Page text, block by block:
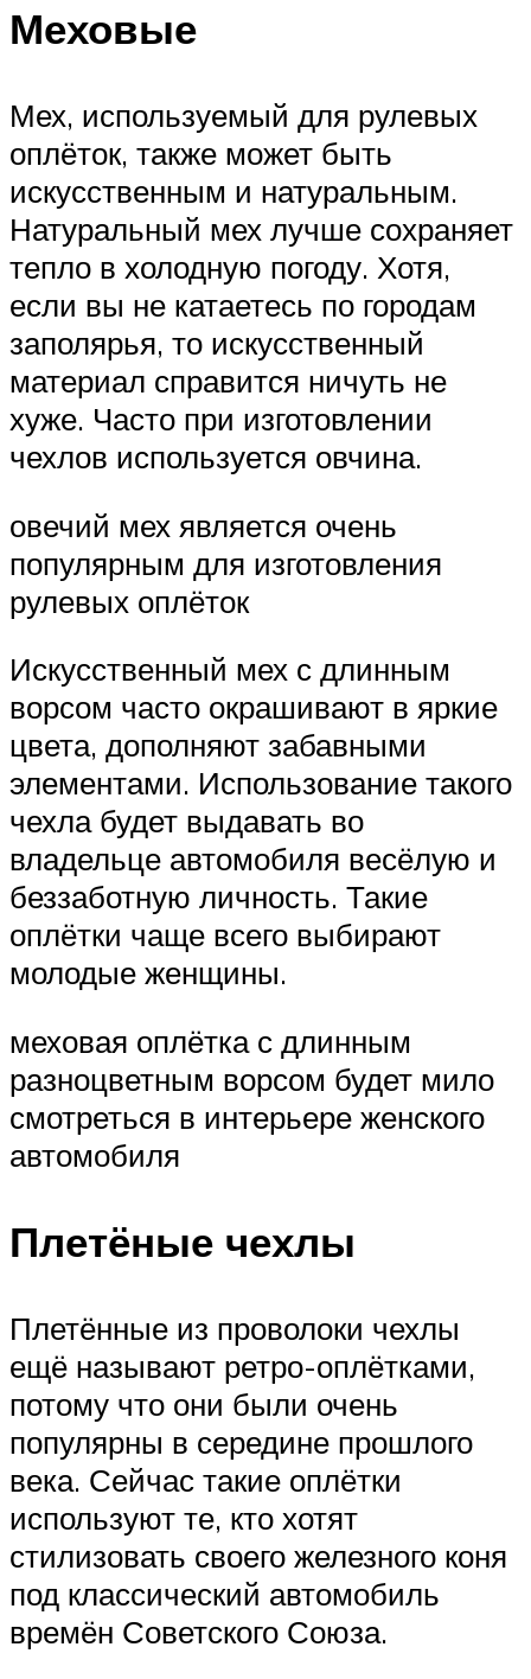
Меховые
Мех, используемый для рулевых
оплёток, также может быть
искусственным и натуральным.
Натуральный мех лучше сохраняет
тепло в холодную погоду. Хотя,
если вы не катаетесь по городам
заполярья, то искусственный
материал справится ничуть не
хуже. Часто при изготовлении
чехлов используется овчина.
овечий мех является очень
популярным для изготовления
рулевых оплёток
Искусственный мех с длинным
ворсом часто окрашивают в яркие
цвета, дополняют забавными
элементами. Использование такого
чехла будет выдавать во
владельце автомобиля весёлую и
беззаботную личность. Такие
оплётки чаще всего выбирают
молодые женщины.
меховая оплётка с длинным
разноцветным ворсом будет мило
смотреться в интерьере женского
автомобиля
Плетёные чехлы
Плетённые из проволоки чехлы
ещё называют ретро-оплётками,
потому что они были очень
популярны в середине прошлого
века. Сейчас такие оплётки
используют те, кто хотят
стилизовать своего железного коня
под классический автомобиль
времён Советского Союза.